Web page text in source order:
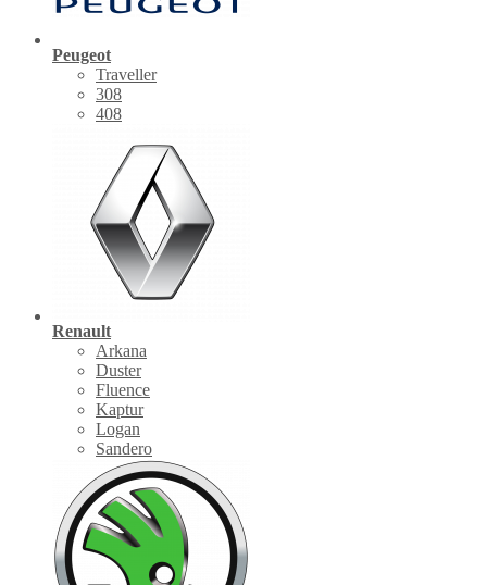
Peugeot
Traveller
308
408
Renault
Arkana
Duster
Fluence
Kaptur
Logan
Sandero